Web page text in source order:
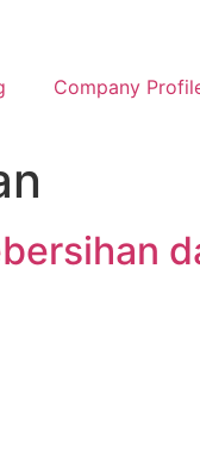
Company